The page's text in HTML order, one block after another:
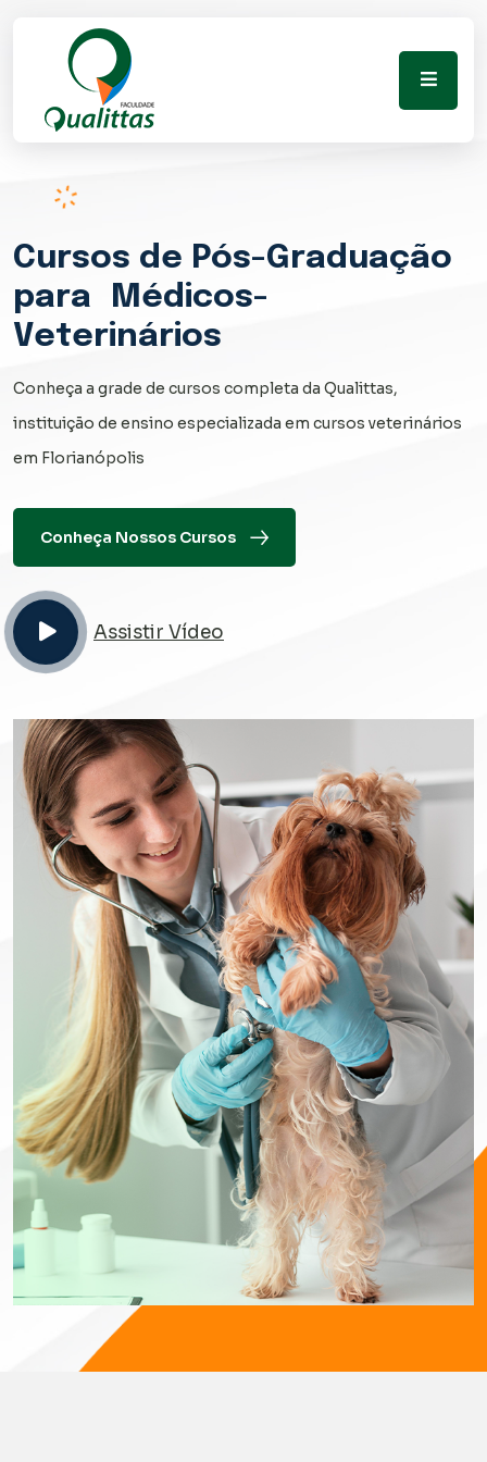
Cursos de Pós-Graduação
para
Médicos-
Veterinários
Conheça a grade de cursos completa da Qualittas,
instituição de ensino especializada em cursos veterinários
em Florianópolis
Conheça Nossos Cursos
Assistir Vídeo